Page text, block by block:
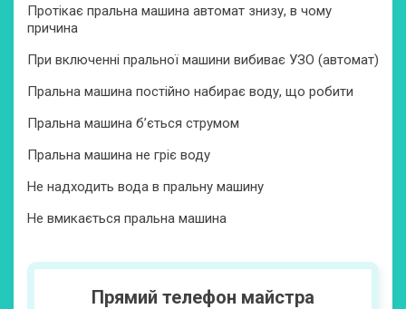
Протікає пральна машина автомат знизу, в чому
причина
При включенні пральної машини вибиває УЗО (автомат)
Пральна машина постійно набирає воду, що робити
Пральна машина б’ється струмом
Пральна машина не гріє воду
Не надходить вода в пральну машину
Не вмикається пральна машина
Прямий телефон майстра